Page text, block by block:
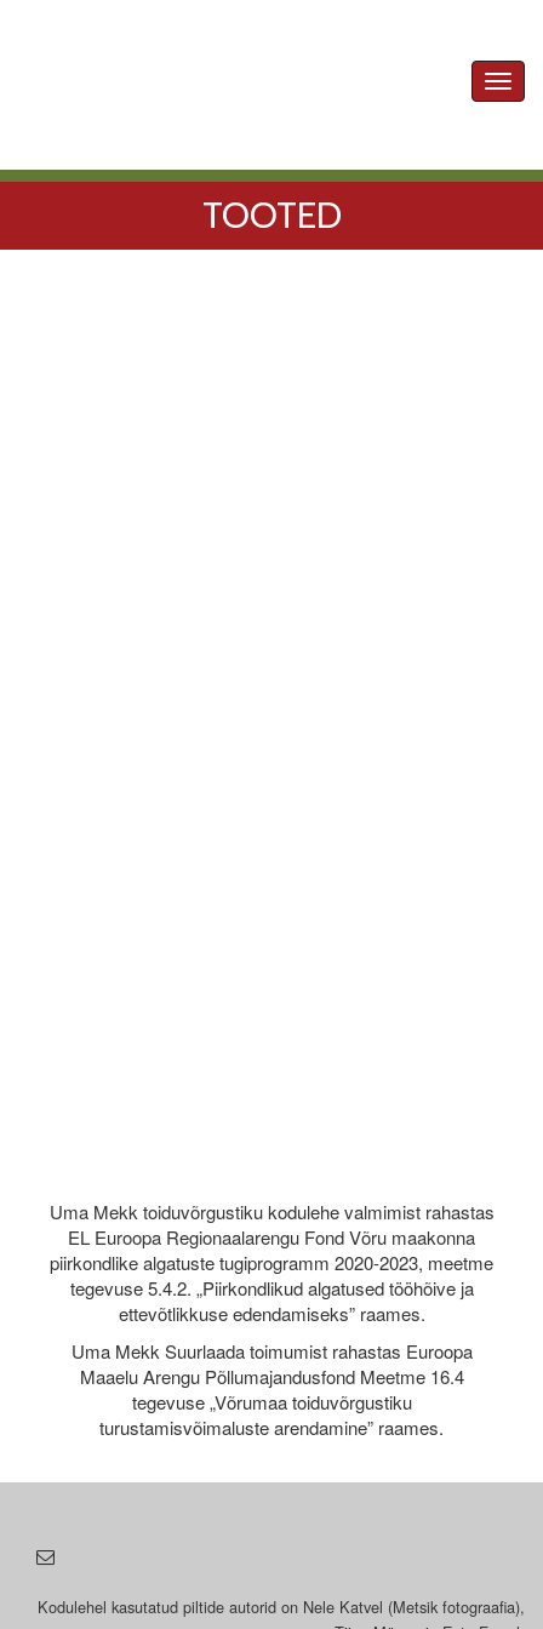
TOOTED
Uma Mekk toiduvõrgustiku kodulehe valmimist rahastas
EL Euroopa Regionaalarengu Fond Võru maakonna
piirkondlike algatuste tugiprogramm 2020-2023, meetme
tegevuse 5.4.2. „Piirkondlikud algatused tööhõive ja
ettevõtlikkuse edendamiseks” raames.
Uma Mekk Suurlaada toimumist rahastas Euroopa
Maaelu Arengu Põllumajandusfond Meetme 16.4
tegevuse „Võrumaa toiduvõrgustiku
turustamisvõimaluste arendamine” raames.
Kodulehel kasutatud piltide autorid on Nele Katvel (Metsik fotograafia),